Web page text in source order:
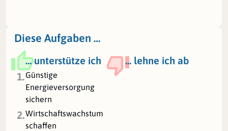
Diese Aufgaben …
… unterstütze ich
… lehne ich ab
1.Günstige
Energieversorgung
sichern
2.Wirtschaftswachstum
schaffen